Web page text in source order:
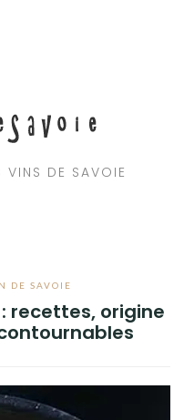
VINS DE SAVOIE
DE SAVOIE
recettes, origine